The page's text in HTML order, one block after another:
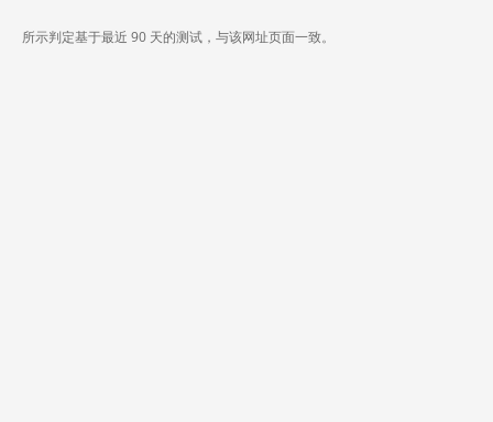
所示判定基于最近 90 天的测试，与该网址页面一致。